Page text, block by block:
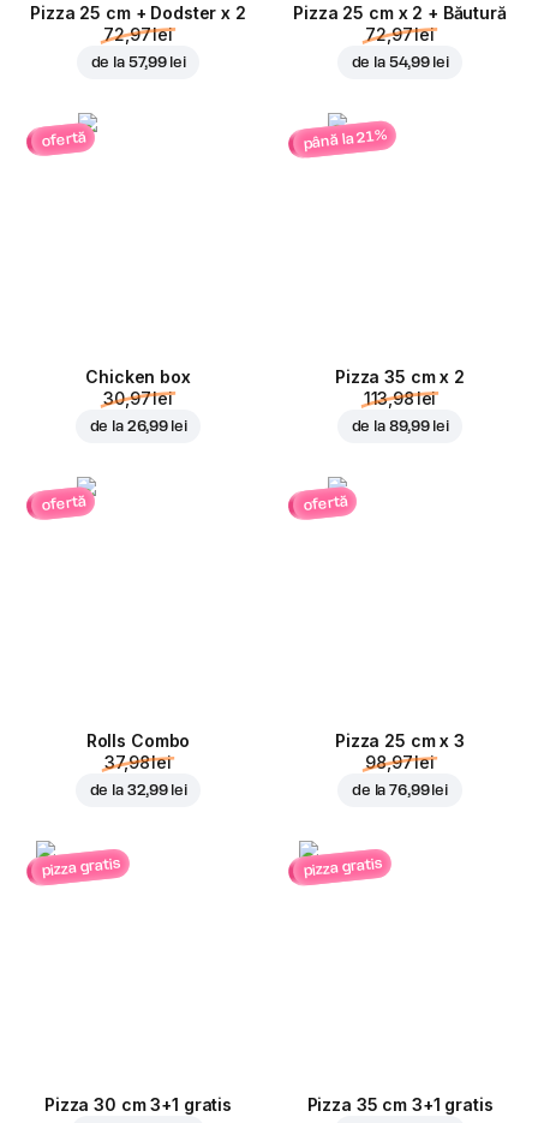
Pizza 25 cm + Dodster x 2
72,97 lei
de la 57,99 lei
Pizza 25 cm x 2 + Băutură
72,97 lei
de la 54,99 lei
ofertă
Chicken box
30,97 lei
de la 26,99 lei
până la 21%
Pizza 35 cm x 2
113,98 lei
de la 89,99 lei
ofertă
Rolls Combo
37,98 lei
de la 32,99 lei
ofertă
Pizza 25 cm x 3
98,97 lei
de la76,99 lei
pizza gratis
Pizza 30 cm 3+1 gratis
pizza gratis
Pizza 35 cm 3+1 gratis